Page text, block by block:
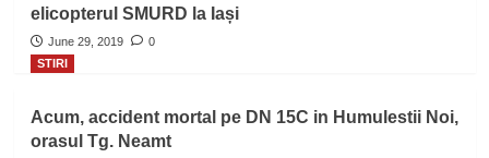
elicopterul SMURD la Iași
June 29, 2019
0
STIRI
Acum, accident mortal pe DN 15C in Humulestii Noi,
orasul Tg. Neamt